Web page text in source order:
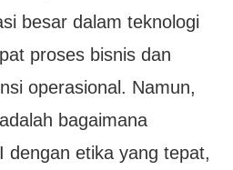
besar dalam teknologi
proses bisnis dan
operasional. Namun,
bagaimana
dengan etika yang tepat,